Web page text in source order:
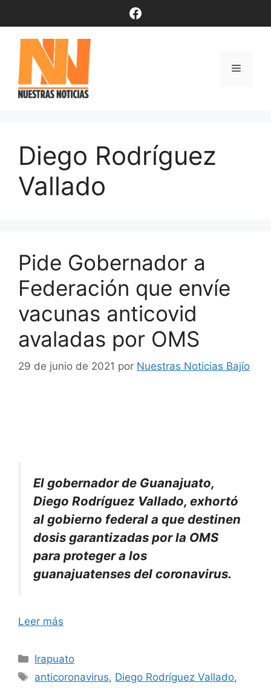
contenido
Facebook
Menú
Diego Rodríguez
Vallado
Pide Gobernador a
Federación que envíe
vacunas anticovid
avaladas por OMS
29 de junio de 2021 por Nuestras Noticias Bajío
El gobernador de Guanajuato,
Diego Rodríguez Vallado, exhortó
al gobierno federal a que destinen
dosis garantizadas por la OMS
para proteger a los
guanajuatenses del coronavirus.
Leer más
Categorías
Irapuato
Etiquetas
anticoronavirus, Diego Rodríguez Vallado,